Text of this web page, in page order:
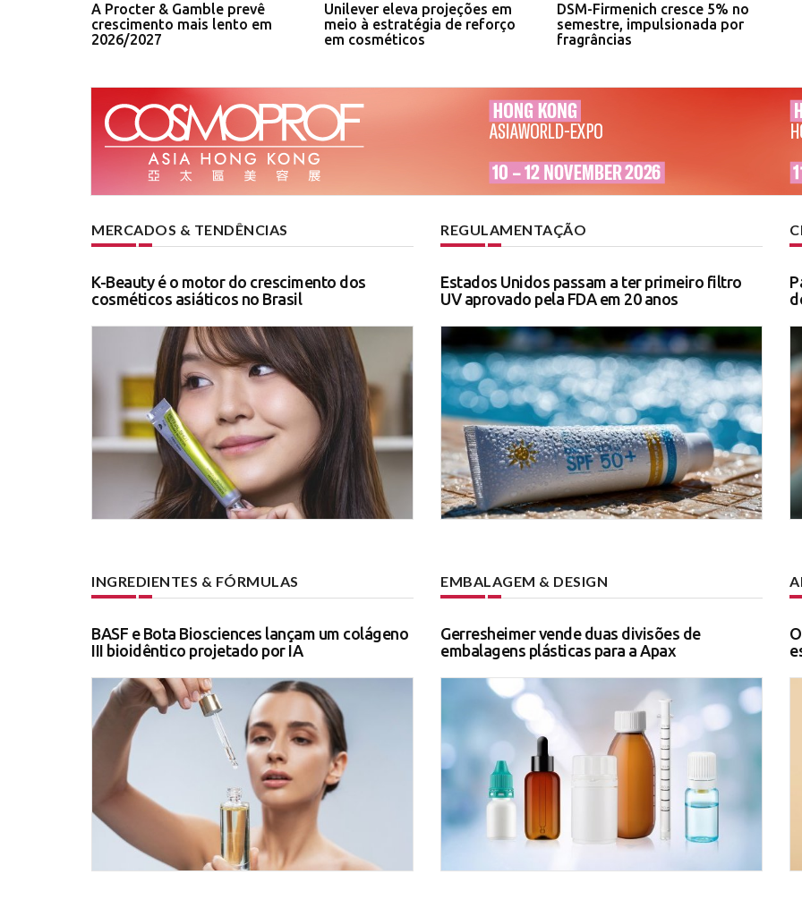
A Procter & Gamble prevê
crescimento mais lento em
2026/2027
Unilever eleva projeções em
meio à estratégia de reforço
em cosméticos
DSM-Firmenich cresce 5% no
semestre, impulsionada por
fragrâncias
MERCADOS & TENDÊNCIAS
K-Beauty é o motor do crescimento dos
cosméticos asiáticos no Brasil
REGULAMENTAÇÃO
Estados Unidos passam a ter primeiro filtro
UV aprovado pela FDA em 20 anos
INGREDIENTES & FÓRMULAS
BASF e Bota Biosciences lançam um colágeno
III bioidêntico projetado por IA
EMBALAGEM & DESIGN
Gerresheimer vende duas divisões de
embalagens plásticas para a Apax